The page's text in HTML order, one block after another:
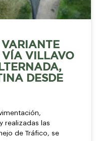
VARIANTE
VÍA VILLAVO
DESDE
realizadas las
de Tráfico, se